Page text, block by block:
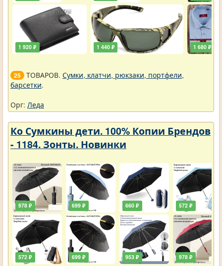
1 920 ₽ 1 440 ₽ 1 680 ₽
25 ТОВАРОВ. Сумки, клатчи, рюкзаки, портфели,
барсетки.
Орг: Леда
Ко Сумкины дети. 100% Копии Брендов
- 1184. Зонты. Новинки
978 ₽
572 ₽
699 ₽
699 ₽
660 ₽
953 ₽
572 ₽
978 ₽